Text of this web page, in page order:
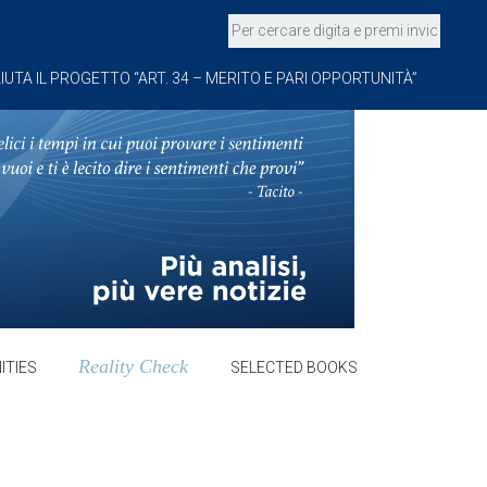
IL PROGETTO “ART. 34 – MERITO E PARI OPPORTUNITÀ”
Reality Check SELECTED BOOKS